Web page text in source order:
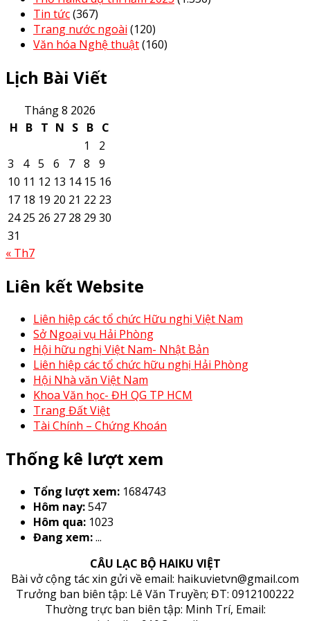
Tin tức(367)
Trang nước ngoài (120)
Văn hóa Nghệ thuật(160)
Lịch Bài Viết
Tháng 8 2026
H B T N S B C
1
2
3
4 5 6 7 8
9
10 11 12 13 14 15 16
17 18 19 20 21 22 23
24 25 26 27 28 29 30
31
« Th7
Liên kết Website
Liên hiệp các tổ chức Hữu nghị Việt Nam
Sở Ngoại vụ Hải Phòng
Hội hữu nghị Việt Nam- Nhật Bản
Liên hiệp các tổ chức hữu nghị Hải Phòng
Hội Nhà văn Việt Nam
Khoa Văn học- ĐH QG TP HCM
Trang Đất Việt
Tài Chính – Chứng Khoán
Thống kê lượt xem
Tổng lượt xem: 1684743
Hôm nay:547
Hôm qua: 1023
Đang xem:...
CÂU LẠC BỘ HAIKU VIỆT
Bài vở cộng tác xin gửi về email: haikuvietvn@gmail.com
Trưởng ban biên tập: Lê Văn Truyền; ĐT: 0912100222
Thường trực ban biên tập: Minh Trí, Email: